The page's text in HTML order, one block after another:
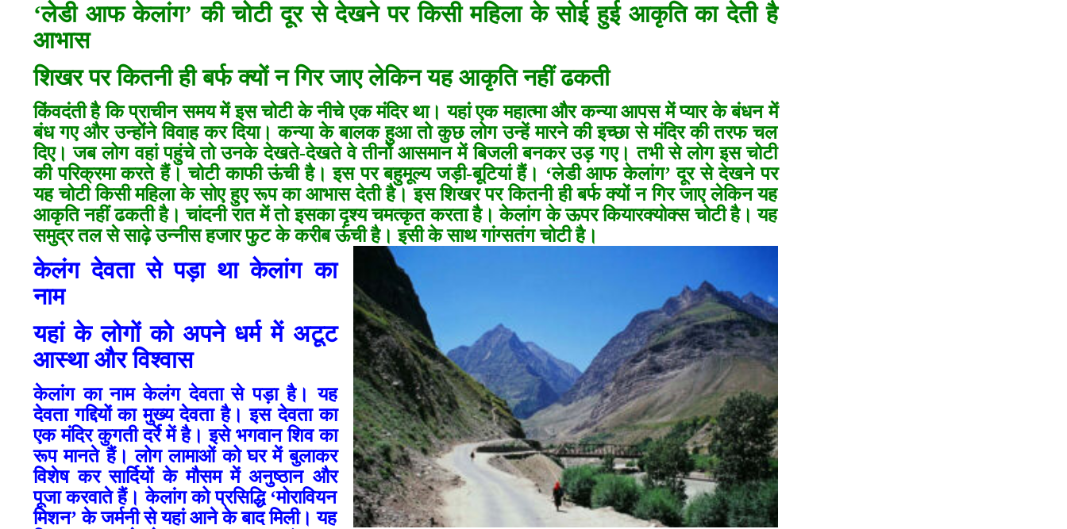
‘लेडी आफ केलांग’ की चोटी दूर से देखने पर किसी महिला के सोई हुई आकृति का देती है
आभास
शिखर पर कितनी ही बर्फ क्यों न गिर जाए लेकिन यह आकृति नहीं ढकती
किंवदंती है कि प्राचीन समय में इस चोटी के नीचे एक मंदिर था। यहां एक महात्मा और कन्या आपस में प्यार के बंधन में
बंध गए और उन्होंने विवाह कर दिया। कन्या के बालक हुआ तो कुछ लोग उन्हें मारने की इच्छा से मंदिर की तरफ चल
दिए। जब लोग वहां पहुंचे तो उनके देखते-देखते वे तीनों आसमान में बिजली बनकर उड़ गए। तभी से लोग इस चोटी
की परिक्रमा करते हैं। चोटी काफी ऊंची है। इस पर बहुमूल्य जड़ी-बूटियां हैं। ‘लेडी आफ केलांग’ दूर से देखने पर
यह चोटी किसी महिला के सोए हुए रूप का आभास देती है। इस शिखर पर कितनी ही बर्फ क्यों न गिर जाए लेकिन यह
आकृति नहीं ढकती है। चांदनी रात में तो इसका दृश्य चमत्कृत करता है। केलांग के ऊपर कियारक्योक्स चोटी है। यह
समुद्र तल से साढ़े उन्नीस हजार फुट के करीब ऊंची है। इसी के साथ गांग्सतंग चोटी है।
केलंग देवता से पड़ा था केलांग का
नाम
यहां के लोगों को अपने धर्म में अटूट
आस्था और विश्वास
केलांग का नाम केलंग देवता से पड़ा है। यह
देवता गद्दियों का मुख्य देवता है। इस देवता का
एक मंदिर कुगती दर्रे में है। इसे भगवान शिव का
रूप मानते हैं। लोग लामाओं को घर में बुलाकर
विशेष कर सार्दियों के मौसम में अनुष्ठान और
पूजा करवाते हैं। केलांग को प्रसिद्धि ‘मोरावियन
मिशन’ के जर्मनी से यहां आने के बाद मिली। यह